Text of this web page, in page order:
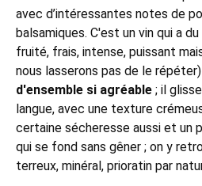
avec d’intéressantes notes de
balsamiques. C'est un vin qui a
fruité, frais, intense, puissant
nous lasserons pas de le
d'ensemble si agréable ; il
langue, avec une texture
certaine sécheresse aussi et un
qui se fond sans gêner ; on y
terreux, minéral, prioratin par